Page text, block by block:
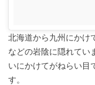
北海道から九州にかけ
などの岩陰に隠れてい
いにかけてがねらい目
す。